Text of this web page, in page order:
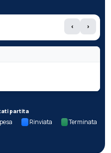
‹ ›
partita
Rinviata Terminata